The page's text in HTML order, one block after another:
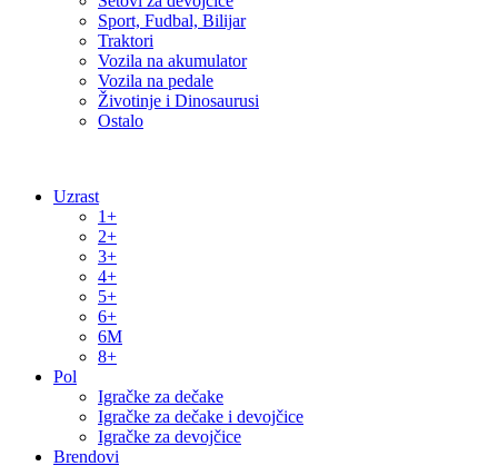
Sport, Fudbal, Bilijar
Traktori
Vozila na akumulator
Vozila na pedale
Životinje i Dinosaurusi
Ostalo
Uzrast
1+
2+
3+
4+
5+
6+
6M
8+
Pol
Igračke za dečake
Igračke za dečake i devojčice
Igračke za devojčice
Brendovi